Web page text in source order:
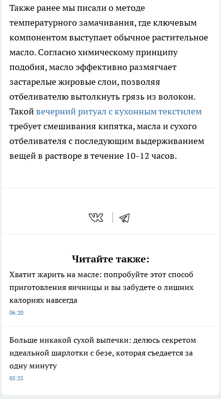
Также ранее мы писали о методе
температурного замачивания, где ключевым
компонентом выступает обычное растительное
масло. Согласно химическому принципу
подобия, масло эффективно размягчает
застарелые жировые слои, позволяя
отбеливателю вытолкнуть грязь из волокон.
Такойвечерний ритуал с кухонным текстилем
требует смешивания кипятка, масла и сухого
отбеливателя с последующим выдерживанием
вещей в растворе в течение 10-12 часов.
Читайте также:
Хватит жарить на масле: попробуйте этот способ
приготовления яичницы и вы забудете о лишних
калориях навсегда
06:20
Больше никакой сухой выпечки: делюсь секретом
идеальной шарлотки с безе, которая съедается за
одну минуту
05:25